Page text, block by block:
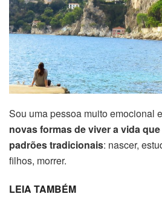
Sou uma pessoa muito emocional
novas formas de viver a vida
padrões tradicionais: nascer,
filhos, morrer.
LEIA TAMBÉM